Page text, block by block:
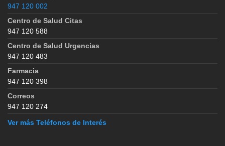
947 120 002
Centro de Salud Citas
947 120 588
Centro de Salud Urgencias
947 120 483
Farmacia
947 120 398
Correos
947 120 274
Ver más Teléfonos de Interés